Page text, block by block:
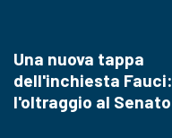
Una nuova tappa
dell'inchiesta Fauci:
l'oltraggio al Senato